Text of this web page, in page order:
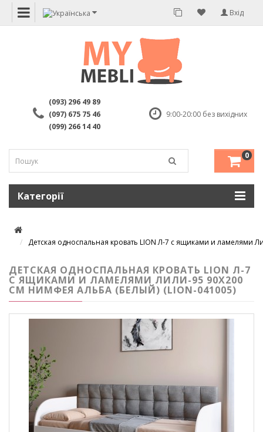
Вхід
(093) 296 49 89
(097) 675 75 46
(099) 266 14 40
9:00-20:00 без вихідних
0
Категорії
Детская односпальная кровать LION Л-7 с ящиками и ламелями
ДЕТСКАЯ ОДНОСПАЛЬНАЯ КРОВАТЬ LION Л-7
С ЯЩИКАМИ И ЛАМЕЛЯМИ ЛИЛИ-95 90X200
СМ НИМФЕЯ АЛЬБА (БЕЛЫЙ) (LION-041005)